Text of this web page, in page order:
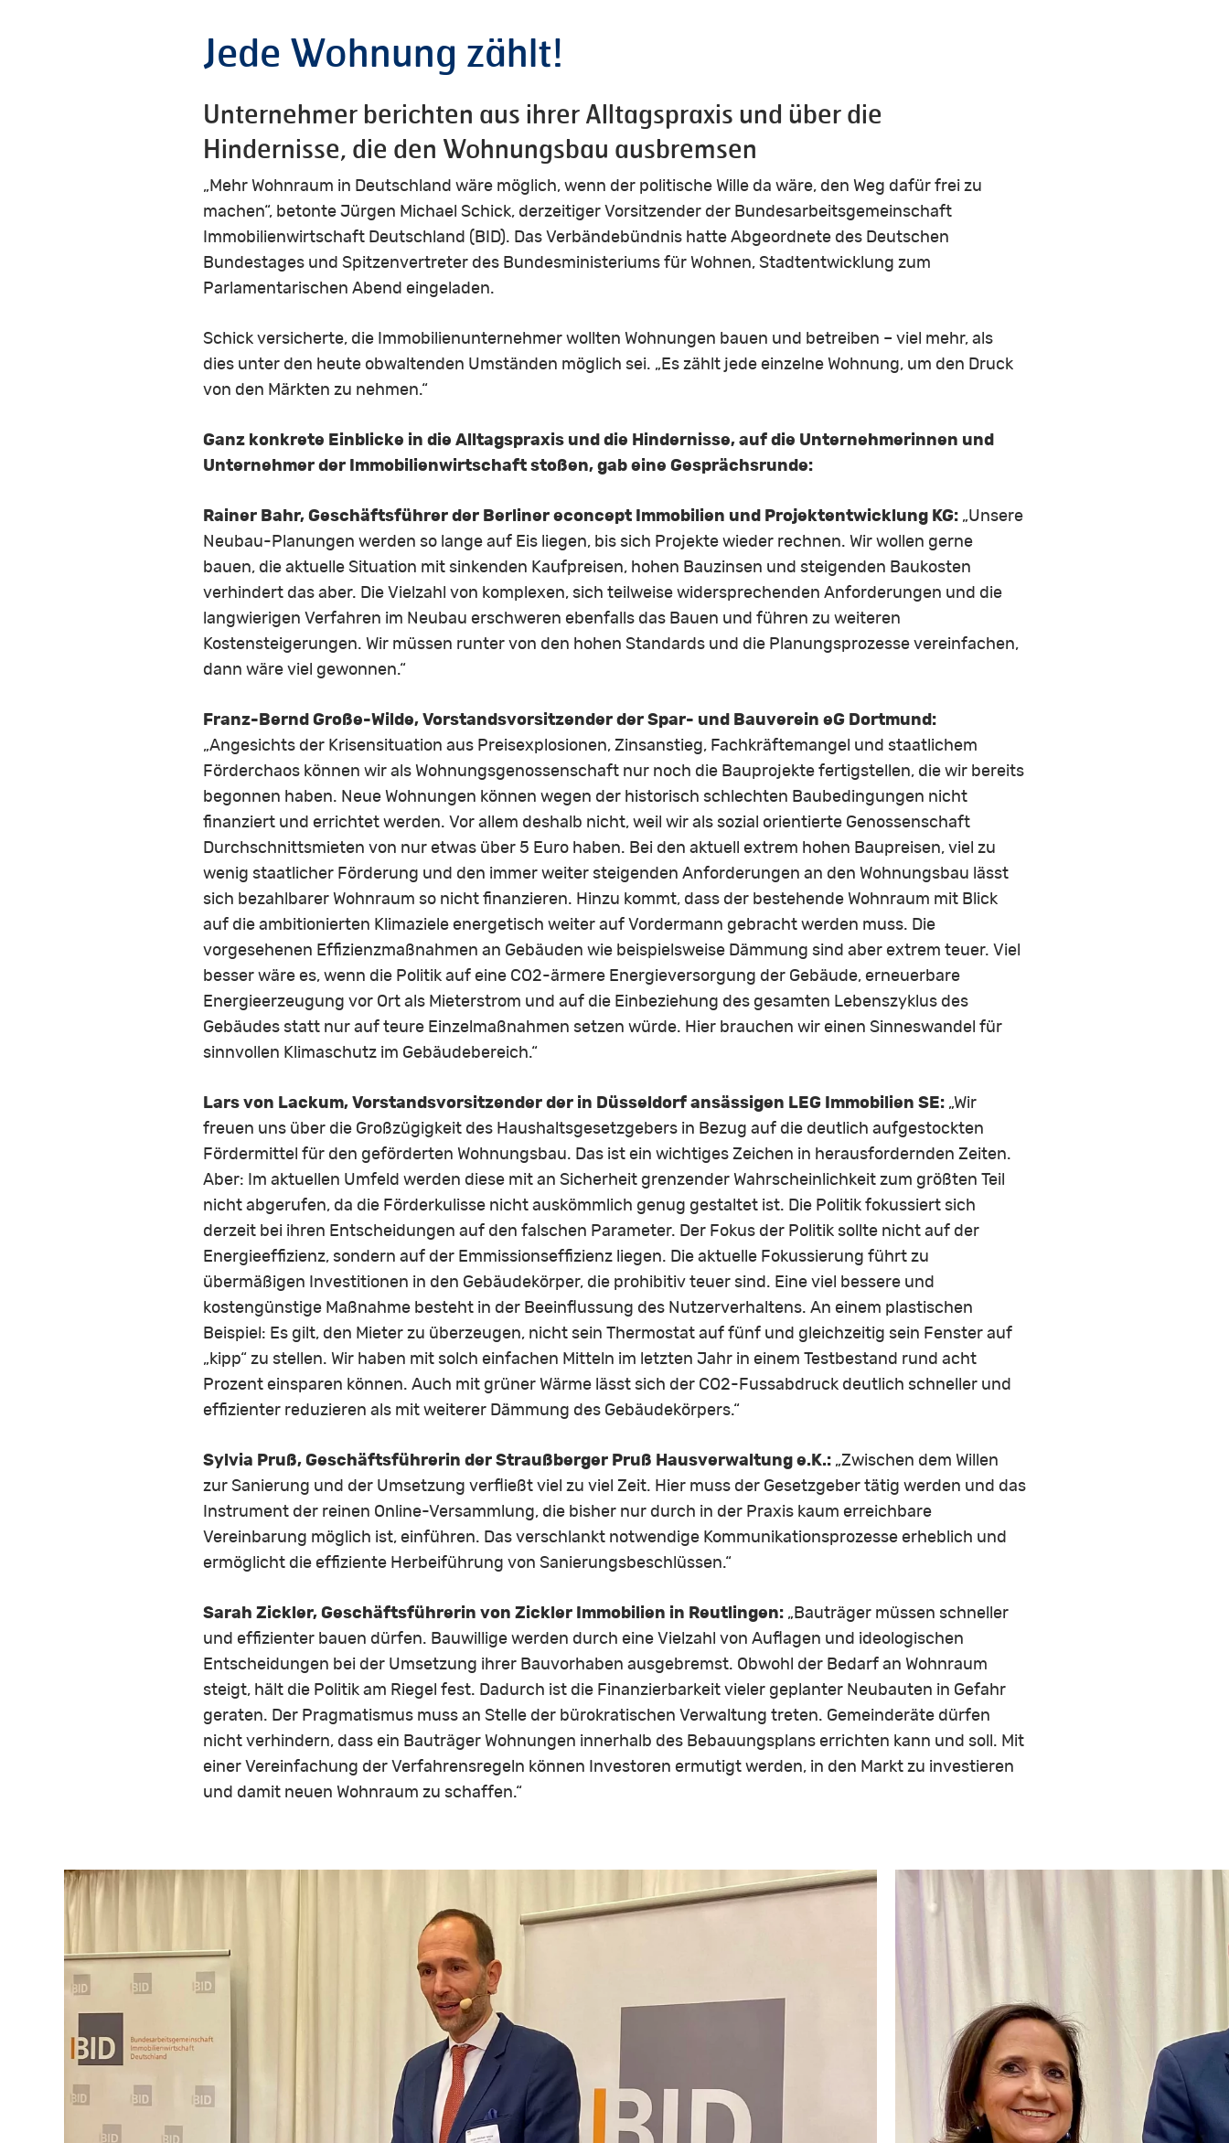
Jede Wohnung zählt!
Unternehmer berichten aus ihrer Alltagspraxis und über die
Hindernisse, die den Wohnungsbau ausbremsen
„Mehr Wohnraum in Deutschland wäre möglich, wenn der politische Wille da wäre, den Weg dafür frei zu
machen“, betonte Jürgen Michael Schick, derzeitiger Vorsitzender der Bundesarbeitsgemeinschaft
Immobilienwirtschaft Deutschland (BID). Das Verbändebündnis hatte Abgeordnete des Deutschen
Bundestages und Spitzenvertreter des Bundesministeriums für Wohnen, Stadtentwicklung zum
Parlamentarischen Abend eingeladen.
Schick versicherte, die Immobilienunternehmer wollten Wohnungen bauen und betreiben – viel mehr, als
dies unter den heute obwaltenden Umständen möglich sei. „Es zählt jede einzelne Wohnung, um den Druck
von den Märkten zu nehmen.“
Ganz konkrete Einblicke in die Alltagspraxis und die Hindernisse, auf die Unternehmerinnen und
Unternehmer der Immobilienwirtschaft stoßen, gab eine Gesprächsrunde:
Rainer Bahr, Geschäftsführer der Berliner econcept Immobilien und Projektentwicklung KG: „Unsere
Neubau-Planungen werden so lange auf Eis liegen, bis sich Projekte wieder rechnen. Wir wollen gerne
bauen, die aktuelle Situation mit sinkenden Kaufpreisen, hohen Bauzinsen und steigenden Baukosten
verhindert das aber. Die Vielzahl von komplexen, sich teilweise widersprechenden Anforderungen und die
langwierigen Verfahren im Neubau erschweren ebenfalls das Bauen und führen zu weiteren
Kostensteigerungen. Wir müssen runter von den hohen Standards und die Planungsprozesse vereinfachen,
dann wäre viel gewonnen.“
Franz-Bernd Große-Wilde, Vorstandsvorsitzender der Spar- und Bauverein eG Dortmund:
„Angesichts der Krisensituation aus Preisexplosionen, Zinsanstieg, Fachkräftemangel und staatlichem
Förderchaos können wir als Wohnungsgenossenschaft nur noch die Bauprojekte fertigstellen, die wir bereits
begonnen haben. Neue Wohnungen können wegen der historisch schlechten Baubedingungen nicht
finanziert und errichtet werden. Vor allem deshalb nicht, weil wir als sozial orientierte Genossenschaft
Durchschnittsmieten von nur etwas über 5 Euro haben. Bei den aktuell extrem hohen Baupreisen, viel zu
wenig staatlicher Förderung und den immer weiter steigenden Anforderungen an den Wohnungsbau lässt
sich bezahlbarer Wohnraum so nicht finanzieren. Hinzu kommt, dass der bestehende Wohnraum mit Blick
auf die ambitionierten Klimaziele energetisch weiter auf Vordermann gebracht werden muss. Die
vorgesehenen Effizienzmaßnahmen an Gebäuden wie beispielsweise Dämmung sind aber extrem teuer. Viel
besser wäre es, wenn die Politik auf eine CO2-ärmere Energieversorgung der Gebäude, erneuerbare
Energieerzeugung vor Ort als Mieterstrom und auf die Einbeziehung des gesamten Lebenszyklus des
Gebäudes statt nur auf teure Einzelmaßnahmen setzen würde. Hier brauchen wir einen Sinneswandel für
sinnvollen Klimaschutz im Gebäudebereich.“
Lars von Lackum, Vorstandsvorsitzender der in Düsseldorf ansässigen LEG Immobilien SE: „Wir
freuen uns über die Großzügigkeit des Haushaltsgesetzgebers in Bezug auf die deutlich aufgestockten
Fördermittel für den geförderten Wohnungsbau. Das ist ein wichtiges Zeichen in herausfordernden Zeiten.
Aber: Im aktuellen Umfeld werden diese mit an Sicherheit grenzender Wahrscheinlichkeit zum größten Teil
nicht abgerufen, da die Förderkulisse nicht auskömmlich genug gestaltet ist. Die Politik fokussiert sich
derzeit bei ihren Entscheidungen auf den falschen Parameter. Der Fokus der Politik sollte nicht auf der
Energieeffizienz, sondern auf der Emmissionseffizienz liegen. Die aktuelle Fokussierung führt zu
übermäßigen Investitionen in den Gebäudekörper, die prohibitiv teuer sind. Eine viel bessere und
kostengünstige Maßnahme besteht in der Beeinflussung des Nutzerverhaltens. An einem plastischen
Beispiel: Es gilt, den Mieter zu überzeugen, nicht sein Thermostat auf fünf und gleichzeitig sein Fenster auf
„kipp“ zu stellen. Wir haben mit solch einfachen Mitteln im letzten Jahr in einem Testbestand rund acht
Prozent einsparen können. Auch mit grüner Wärme lässt sich der CO2-Fussabdruck deutlich schneller und
effizienter reduzieren als mit weiterer Dämmung des Gebäudekörpers.“
Sylvia Pruß, Geschäftsführerin der Straußberger Pruß Hausverwaltung e.K.: „Zwischen dem Willen
zur Sanierung und der Umsetzung verfließt viel zu viel Zeit. Hier muss der Gesetzgeber tätig werden und das
Instrument der reinen Online-Versammlung, die bisher nur durch in der Praxis kaum erreichbare
Vereinbarung möglich ist, einführen. Das verschlankt notwendige Kommunikationsprozesse erheblich und
ermöglicht die effiziente Herbeiführung von Sanierungsbeschlüssen.“
Sarah Zickler, Geschäftsführerin von Zickler Immobilien in Reutlingen: „Bauträger müssen schneller
und effizienter bauen dürfen. Bauwillige werden durch eine Vielzahl von Auflagen und ideologischen
Entscheidungen bei der Umsetzung ihrer Bauvorhaben ausgebremst. Obwohl der Bedarf an Wohnraum
steigt, hält die Politik am Riegel fest. Dadurch ist die Finanzierbarkeit vieler geplanter Neubauten in Gefahr
geraten. Der Pragmatismus muss an Stelle der bürokratischen Verwaltung treten. Gemeinderäte dürfen
nicht verhindern, dass ein Bauträger Wohnungen innerhalb des Bebauungsplans errichten kann und soll. Mit
einer Vereinfachung der Verfahrensregeln können Investoren ermutigt werden, in den Markt zu investieren
und damit neuen Wohnraum zu schaffen.“